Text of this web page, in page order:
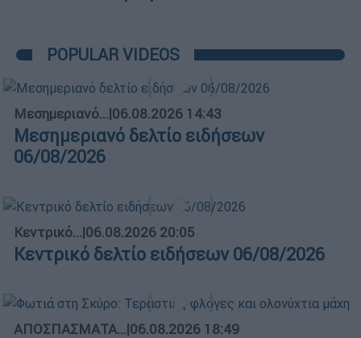
POPULAR VIDEOS
Μεσημεριανό...|06.08.2026 14:43
Μεσημεριανό δελτίο ειδήσεων
06/08/2026
Κεντρικό...|06.08.2026 20:05
Κεντρικό δελτίο ειδήσεων 06/08/2026
ΑΠΟΣΠΑΣΜΑΤΑ...|06.08.2026 18:49